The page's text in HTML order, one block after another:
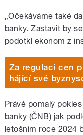
„Očekáváme také
banky. Zastavit by
podotkl ekonom z
Za regulaci cen
hájící své
Právě pomalý
banky (ČNB) jak
letošním roce 2024